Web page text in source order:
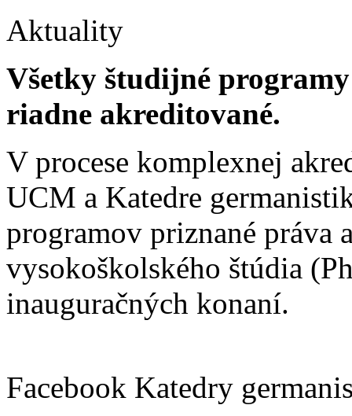
Aktuality
Všetky študijné
riadne akreditované.
V procese komplexnej
UCM a Katedre
programov priznané práva
vysokoškolského štúdia
inauguračných konaní.
Facebook Katedry